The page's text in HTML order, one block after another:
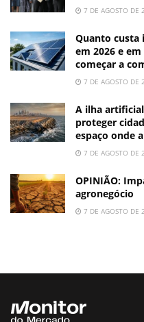
7 DE AGOSTO DE
Quanto custa
em 2026 e
começar a
7 DE AGOSTO DE
A ilha
proteger
espaço onde
7 DE AGOSTO DE
OPINIÃO:
agronegócio
7 DE AGOSTO DE